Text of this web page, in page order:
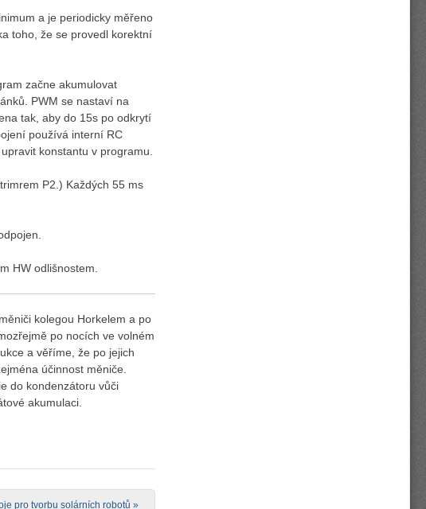
a je periodicky měřeno
toho, že se provedl korektní
začne akumulovat
PWM se nastaví na
tak, aby do 15s po odkrytí
používá interní RC
konstantu v programu.
P2.) Každých 55 ms
HW odlišnostem.
kolegou Horkelem a po
po nocích ve volném
a věříme, že po jejich
účinnost měniče.
do kondenzátoru vůči
akumulaci.
pro tvorbu solárních robotů »